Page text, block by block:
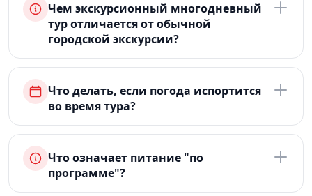
Чем экскурсионный многодневный
тур отличается от обычной
городской экскурсии?
Что делать, если погода испортится
во время тура?
Что означает питание "по
программе"?